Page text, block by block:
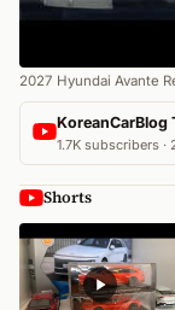
2027 Hyundai Avante
KoreanCarBlog
1.7K subscribers ·
Shorts